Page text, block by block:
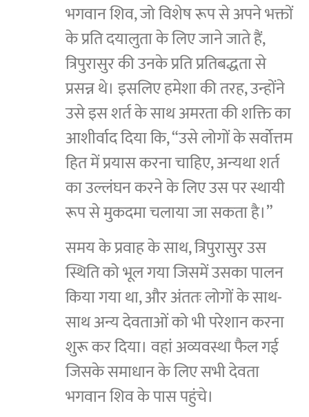
भगवान शिव, जो विशेष रूप से अपने भक्तों
के प्रति दयालुता के लिए जाने जाते हैं,
त्रिपुरासुर की उनके प्रति प्रतिबद्धता से
प्रसन्न थे। इसलिए हमेशा की तरह, उन्होंने
उसे इस शर्त के साथ अमरता की शक्ति का
आशीर्वाद दिया कि, “उसे लोगों के सर्वोत्तम
हित में प्रयास करना चाहिए, अन्यथा शर्त
का उल्लंघन करने के लिए उस पर स्थायी
रूप से मुकदमा चलाया जा सकता है।”
समय के प्रवाह के साथ, त्रिपुरासुर उस
स्थिति को भूल गया जिसमें उसका पालन
किया गया था, और अंततः लोगों के साथ-
साथ अन्य देवताओं को भी परेशान करना
शुरू कर दिया। वहां अव्यवस्था फैल गई
जिसके समाधान के लिए सभी देवता
भगवान शिव के पास पहुंचे।